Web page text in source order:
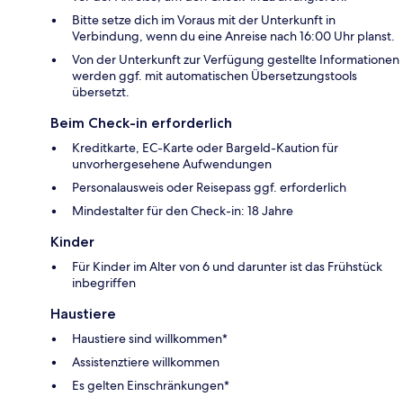
Bitte setze dich im Voraus mit der Unterkunft in
Verbindung, wenn du eine Anreise nach 16:00 Uhr planst.
Von der Unterkunft zur Verfügung gestellte Informationen
werden ggf. mit automatischen Übersetzungstools
übersetzt.
Beim Check-in erforderlich
Kreditkarte, EC-Karte oder Bargeld-Kaution für
unvorhergesehene Aufwendungen
Personalausweis oder Reisepass ggf. erforderlich
Mindestalter für den Check-in: 18 Jahre
Kinder
Für Kinder im Alter von 6 und darunter ist das Frühstück
inbegriffen
Haustiere
Haustiere sind willkommen*
Assistenztiere willkommen
Es gelten Einschränkungen*